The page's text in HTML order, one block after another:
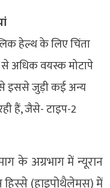
हेल्थ के लिए चिंता
से अधिक वयस्क मोटापे
इससे जुड़ी कई अन्य
हैं, जैसे- टाइप-2
के अग्रभाग में न्यूरान